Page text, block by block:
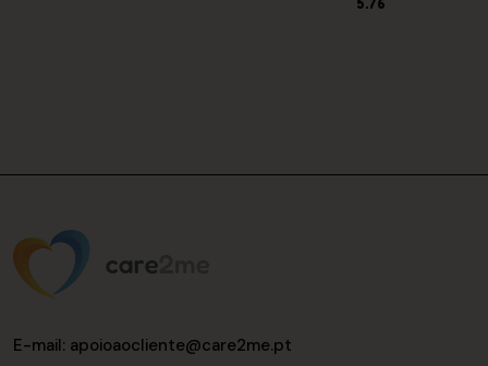
E-mail: apoioaocliente@care2me.pt